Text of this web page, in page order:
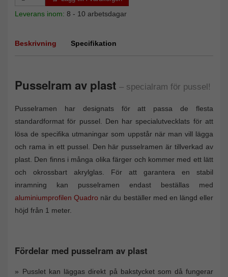
Leverans inom: 8 - 10 arbetsdagar
Beskrivning Specifikation
Pusselram av plast – specialram för pussel!
Pusselramen har designats för att passa de flesta
standardformat för pussel. Den har specialutvecklats för att
lösa de specifika utmaningar som uppstår när man vill lägga
och rama in ett pussel. Den här pusselramen är tillverkad av
plast. Den finns i många olika färger och kommer med ett lätt
och okrossbart akrylglas. För att garantera en stabil
inramning kan pusselramen endast beställas med
aluminiumprofilen Quadro när du beställer med en längd eller
höjd från 1 meter.
Fördelar med pusselram av plast
Pusslet kan läggas direkt på bakstycket som då fungerar